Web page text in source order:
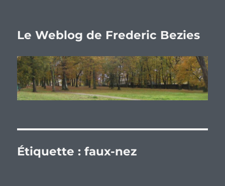
Le Weblog de Frederic Bezies
Étiquette :faux-nez